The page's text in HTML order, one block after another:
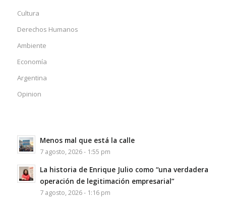
Cultura
Derechos Humanos
Ambiente
Economía
Argentina
Opinion
Menos mal que está la calle
7 agosto, 2026 - 1:55 pm
La historia de Enrique Julio como “una verdadera
operación de legitimación empresarial”
7 agosto, 2026 - 1:16 pm